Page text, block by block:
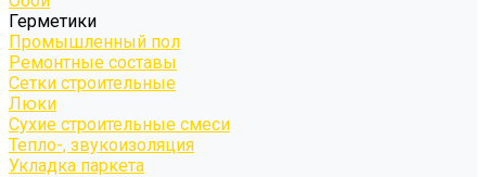
Герметики
Промышленный пол
Ремонтные составы
Сетки строительные
Люки
Сухие строительные смеси
Тепло-, звукоизоляция
Укладка паркета